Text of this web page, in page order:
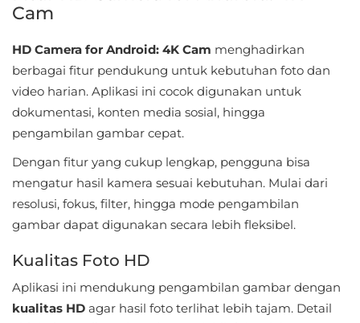
Apps
Art
&
Design
Auto
Books
Cam
HD Camera for Android: 4K Cam menghadirkan
berbagai fitur pendukung untuk kebutuhan foto dan
video harian. Aplikasi ini cocok digunakan untuk
dokumentasi, konten media sosial, hingga
pengambilan gambar cepat.
Dengan fitur yang cukup lengkap, pengguna bisa
mengatur hasil kamera sesuai kebutuhan. Mulai dari
resolusi, fokus, filter, hingga mode pengambilan
gambar dapat digunakan secara lebih fleksibel.
Kualitas Foto HD
Aplikasi ini mendukung pengambilan gambar dengan
kualitas HD agar hasil foto terlihat lebih tajam. Detail